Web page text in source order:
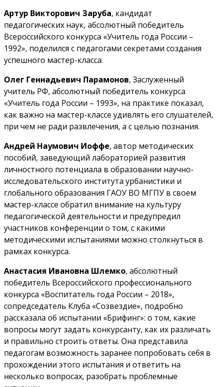
Артур Викторович Заруба, кандидат
педагогических наук, абсолютный победитель
Всероссийского конкурса «Учитель года России –
1992», поделился с педагогами секретами создания
успешного мастер-класса.
Олег Геннадьевич Парамонов, Заслуженный
учитель РФ, абсолютный победитель конкурса
«Учитель года России – 1993», на практике показал,
как важно на мастер-классе удивлять его слушателей,
при чем не ради развлечения, а с целью познания.
Андрей Наумович Иоффе, автор методических
пособий, заведующий лабораторией развития
личностного потенциала в образовании научно-
исследовательского института урбанистики и
глобального образования ГАОУ ВО МГПУ в своем
мастер-классе обратил внимание на культуру
педагогической деятельности и предупредил
участников конференции о том, с какими
методическими испытаниями можно столкнуться в
рамках конкурса.
Анастасия Ивановна Шлемко, абсолютный
победитель Всероссийского профессионального
конкурса «Воспитатель года России – 2018»,
сопредседатель Клуба «Созвездие», подробно
рассказала об испытании «Брифинг»: о том, какие
вопросы могут задать конкурсанту, как их различать
и правильно строить ответы. Она представила
педагогам возможность заранее попробовать себя в
прохождении этого испытания и ответить на
несколько вопросах, разобрать проблемные